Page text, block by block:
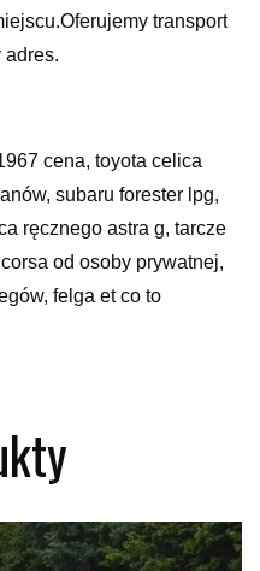
transport
adres.
cena, toyota celica
subaru forester lpg,
ręcznego astra g, tarcze
od osoby prywatnej,
felga et co to